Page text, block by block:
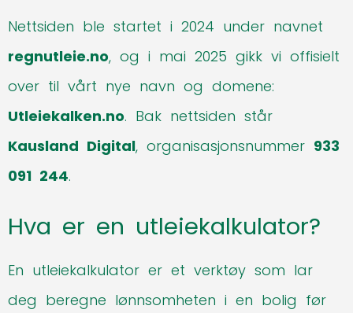
Nettsiden ble startet i 2024 under navnet
regnutleie.no, og i mai 2025 gikk vi offisielt
over til vårt nye navn og domene:
Utleiekalken.no. Bak nettsiden står
Kausland Digital, organisasjonsnummer 933
091 244.
Hva er en utleiekalkulator?
En utleiekalkulator er et verktøy som lar
deg beregne lønnsomheten i en bolig før